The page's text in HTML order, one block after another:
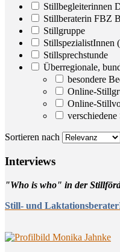
Stillbegleiterinnen
Stillberaterin FBZ
Stillgruppe
StillspezialistInnen
Stillsprechstunde
Überregionale,
besondere
Online-
Online-
verschiedene
Sortieren nach
Inter­views
"Who is who" in der
Still- und